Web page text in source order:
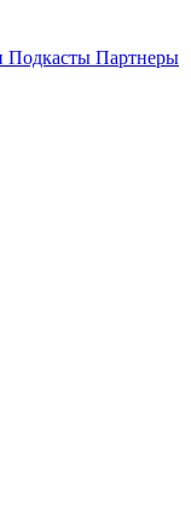
Подкасты Партнеры